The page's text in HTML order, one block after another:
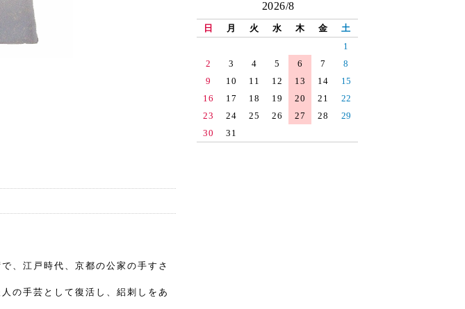
、江戸時代、京都の公家の手すさ
の手芸として復活し、絽刺しをあ
2026/8
日 月 火 水 木 金
土
1
2
3 4 5 6 7
8
9
10 11 12 13 14
15
16
17 18 19 20 21
22
23
24 25 26 27 28
29
30
31